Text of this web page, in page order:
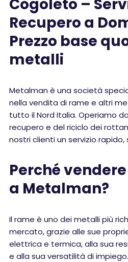
Cogoleto –
Recupero a
Prezzo base
metalli
Metalman è una società
nella vendita di rame e altri
tutto il Nord Italia. Operiamo
recupero e del riciclo dei
nostri clienti un servizio
Perché
a Metalman?
Il rame è uno dei metalli più
mercato, grazie alle sue
elettrica e termica, alla sua
e alla sua versatilità di